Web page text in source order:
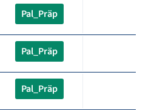
Pal_Präp
Pal_Präp
Pal_Präp